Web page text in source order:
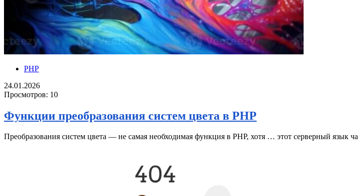
PHP
24.01.2026
Просмотров: 10
Функции преобразования систем цвета в PHP
Преобразования систем цвета — не самая необходимая функция в PHP, хотя … этот серверный язык